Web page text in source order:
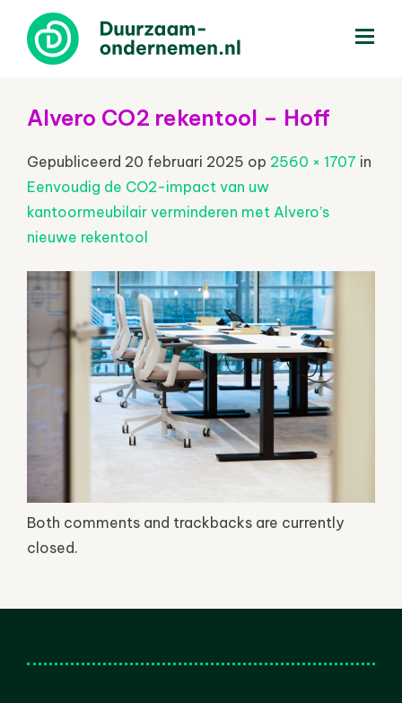
Alvero CO2 rekentool – Hoff
Gepubliceerd 20 februari 2025 op 2560 × 1707 in
Eenvoudig de CO2-impact van uw
kantoormeubilair verminderen met Alvero’s
nieuwe rekentool
Both comments and trackbacks are currently
closed.